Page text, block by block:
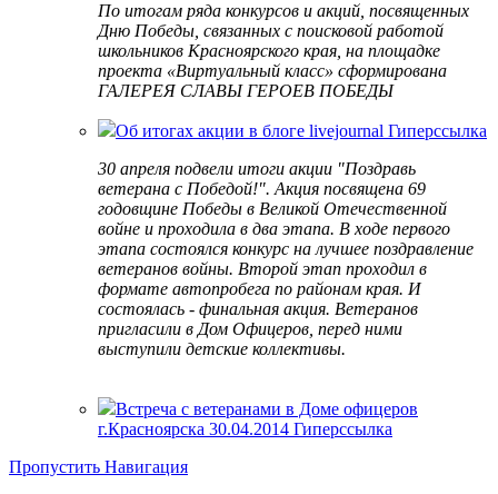
По итогам ряда конкурсов и акций, посвященных
Дню Победы, связанных с поисковой работой
школьников Красноярского края, на площадке
проекта «Виртуальный класс» сформирована
ГАЛЕРЕЯ СЛАВЫ ГЕРОЕВ ПОБЕДЫ
Об итогах акции в блоге livejournal Гиперссылка
30 апреля подвели итоги акции "Поздравь
ветерана с Победой!". Акция посвящена 69
годовщине Победы в Великой Отечественной
войне и проходила в два этапа. В ходе первого
этапа состоялся конкурс на лучшее поздравление
ветеранов войны. Второй этап проходил в
формате автопробега по районам края. И
состоялась - финальная акция. Ветеранов
пригласили в Дом Офицеров, перед ними
выступили детские коллективы.
Встреча с ветеранами в Доме офицеров
г.Красноярска 30.04.2014 Гиперссылка
Пропустить Навигация